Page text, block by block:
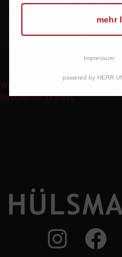
Weinpakete
Geschenke Express
mehr
Impressum
powered by HERR